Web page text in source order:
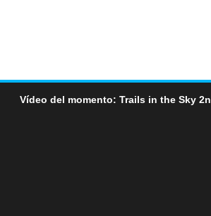
Vídeo del momento: Trails in the Sky